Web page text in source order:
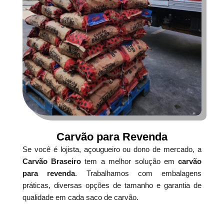
Carvão para Revenda
Se você é lojista, açougueiro ou dono de mercado, a
Carvão Braseiro tem a melhor solução emcarvão
para revenda. Trabalhamos com embalagens
práticas, diversas opções de tamanho e garantia de
qualidade em cada saco de carvão.